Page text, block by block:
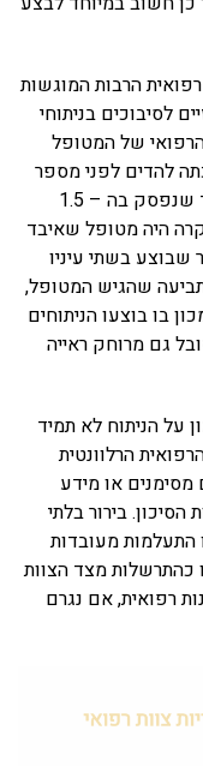
הרבות המוגשות
לסיבוכים בניתוחי
הרפואי של המטופל
להדים לפני מספר
שנים, בגלל סכום הפיצויים הגבוה במיוחד שנפסק בה – 1.5
באותו מקרה היה מטופל שאיבד
שבוצע בשתי עיניו
שהגיש המטופל,
בו בוצעו הניתוחים
גם מרוחק ראייה
על הניתוח לא תמיד
הרלוונטית
או מידע
בירור בלתי
מעובדות
כהתרשלות מצד הצוות
רפואית, אם נגרם